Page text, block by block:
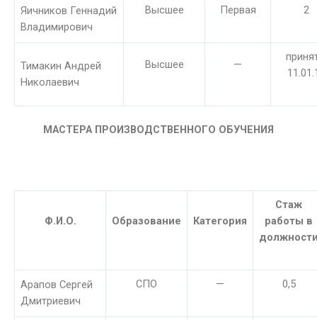
Яичников Геннадий
Владимирович
Высшее Первая 2
Тимакин Андрей
Николаевич
Высшее —
МАСТЕРА ПРОИЗВОДСТВЕННОГО ОБУЧЕНИЯ
Ф.И.О. Образование Категория
Стаж
работы в
Арапов Сергей
Дмитриевич
СПО — 0,5